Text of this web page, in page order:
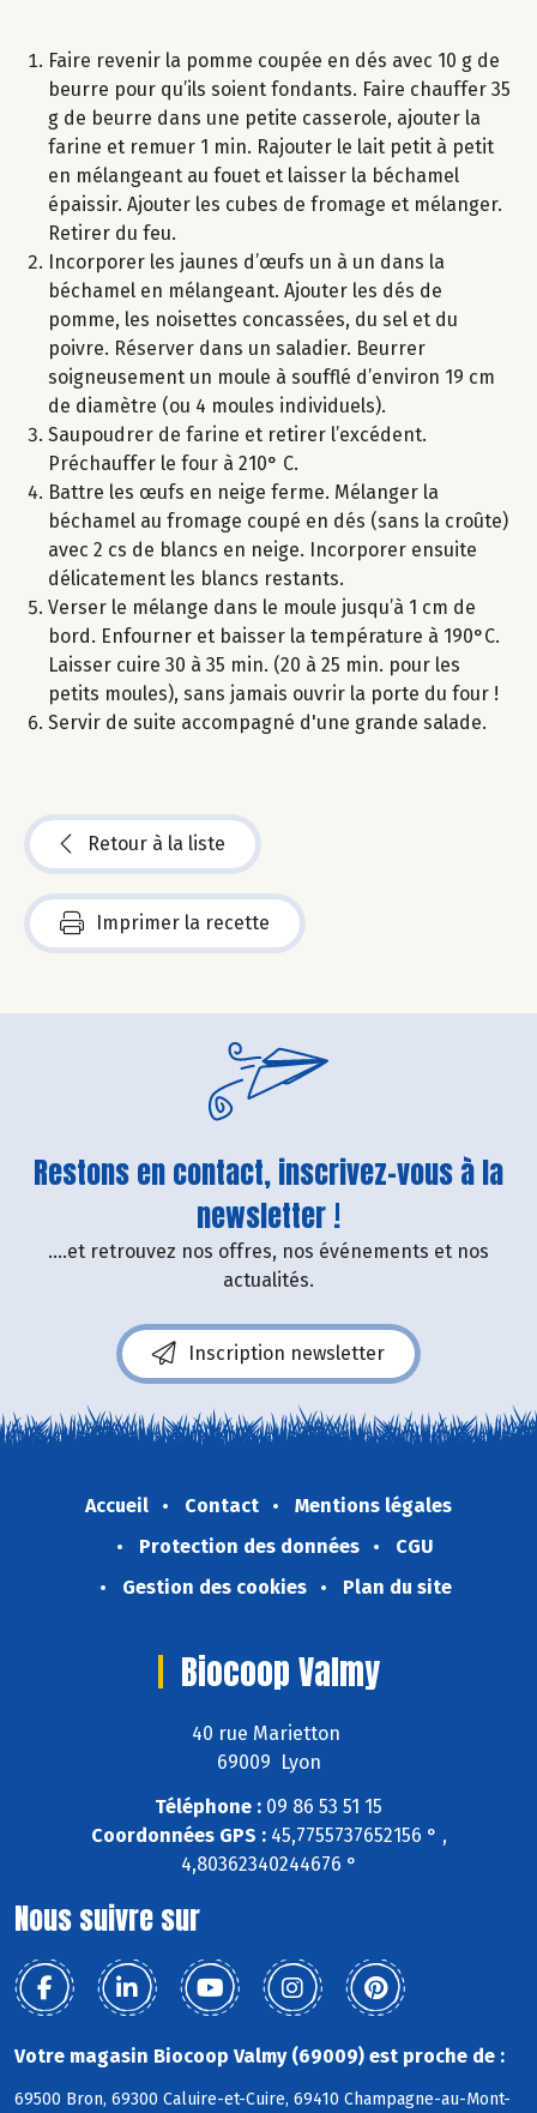
Faire revenir la pomme coupée en dés avec 10 g de
beurre pour qu’ils soient fondants. Faire chauffer 35
g de beurre dans une petite casserole, ajouter la
farine et remuer 1 min. Rajouter le lait petit à petit
en mélangeant au fouet et laisser la béchamel
épaissir. Ajouter les cubes de fromage et mélanger.
Retirer du feu.
Incorporer les jaunes d’œufs un à un dans la
béchamel en mélangeant. Ajouter les dés de
pomme, les noisettes concassées, du sel et du
poivre. Réserver dans un saladier. Beurrer
soigneusement un moule à soufflé d’environ 19 cm
de diamètre (ou 4 moules individuels).
Saupoudrer de farine et retirer l’excédent.
Préchauffer le four à 210° C.
Battre les œufs en neige ferme. Mélanger la
béchamel au fromage coupé en dés (sans la croûte)
avec 2 cs de blancs en neige. Incorporer ensuite
délicatement les blancs restants.
Verser le mélange dans le moule jusqu’à 1 cm de
bord. Enfourner et baisser la température à 190°C.
Laisser cuire 30 à 35 min. (20 à 25 min. pour les
petits moules), sans jamais ouvrir la porte du four !
Servir de suite accompagné d'une grande salade.
Retour à la liste
Imprimer la recette
Restons en contact, inscrivez-vous à la
newsletter !
....et retrouvez nos offres, nos événements et nos
actualités.
Inscription newsletter
Accueil Contact
Mentions légales
Protection des données
CGU
Gestion des cookies
Plan du site
Biocoop Valmy
40 rue Marietton
69009 Lyon
Téléphone : 09 86 53 51 15
Coordonnées GPS :45,7755737652156 ° ,
4,80362340244676 °
Nous suivre sur
Votre magasin Biocoop Valmy (69009) est proche de :
69500 Bron, 69300 Caluire-et-Cuire, 69410 Champagne-au-Mont-